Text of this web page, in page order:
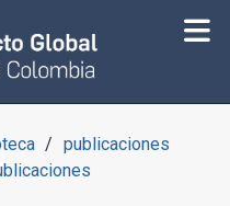
publicaciones